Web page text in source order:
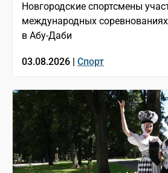
Новгородские спортсмены
международных
в Абу-Даби
03.08.2026 | Спорт